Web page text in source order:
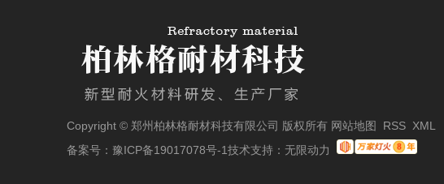
Copyright © 郑州柏林格耐材科技有限公司 版权所有 网站地图 RSS XML
备案号： 豫ICP备19017078号-1技术支持： 无限动力